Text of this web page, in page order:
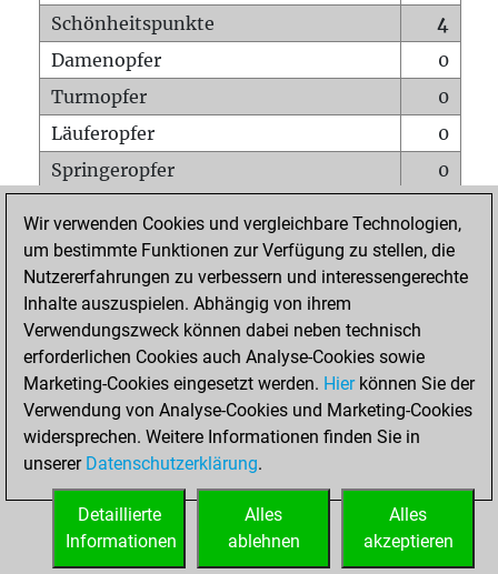
Schönheitspunkte
4
Damenopfer
0
Turmopfer
0
Läuferopfer
0
Springeropfer
0
Matt auf vollem Brett
0
Bauer setzt Matt
0
Erstickte Matts
Unterverwandlungen
Türme auf der siebten
0
STARTSEITE
Wir verwenden Cookies und vergleichbare Technologien,
um bestimmte Funktionen zur Verfügung zu stellen, die
Nutzererfahrungen zu verbessern und interessengerechte
Inhalte auszuspielen. Abhängig von ihrem
Verwendungszweck können dabei neben technisch
erforderlichen Cookies auch Analyse-Cookies sowie
Marketing-Cookies eingesetzt werden. Hierkönnen Sie der
Verwendung von Analyse-Cookies und Marketing-Cookies
widersprechen. Weitere Informationen finden Sie in
unserer Datenschutzerklärung.
Alles
akzeptieren
Alles
ablehnen
Detaillierte
Informationen